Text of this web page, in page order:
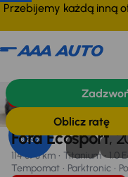
Przebijemy każdą inną
Taniej o 1 500 zł
8,25 %
Ford Ecosport,
114 873 km Titanium 1.0
Tempomat
Parktronic
Wyposażenie
Oblicz ratę